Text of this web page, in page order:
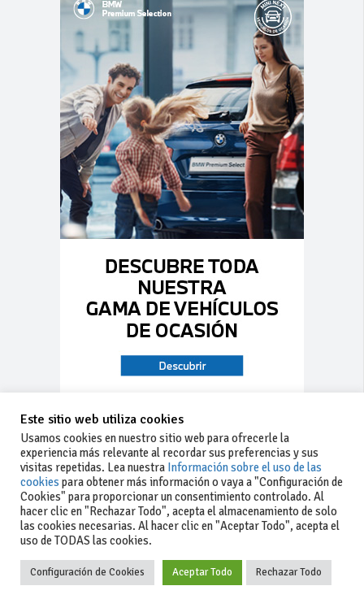
-Aviso legal
-Contacto
+34 627 35
Este sitio web utiliza cookies
Usamos cookies en nuestro sitio web para ofrecerle la
experiencia más relevante al recordar sus preferencias y sus
visitas repetidas. Lea nuestra Información sobre el uso de las
cookies para obtener más información o vaya a "Configuración de
Cookies" para proporcionar un consentimiento controlado. Al
hacer clic en "Rechazar Todo", acepta el almacenamiento de solo
las cookies necesarias. Al hacer clic en "Aceptar Todo", acepta el
uso de TODAS las cookies.
Configuración de Cookies Aceptar Todo Rechazar Todo